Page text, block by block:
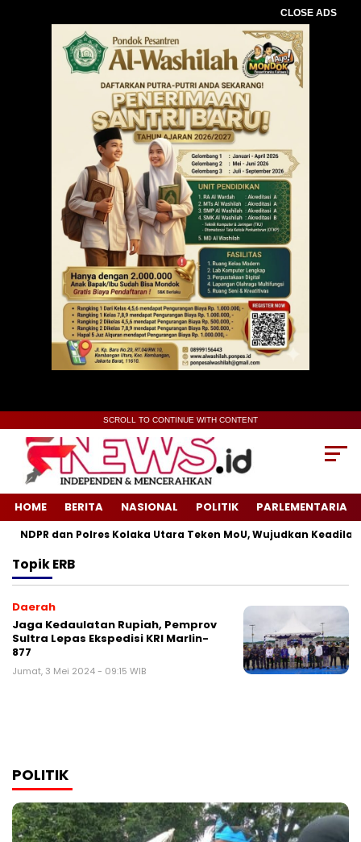
CLOSE ADS
SCROLL TO CONTINUE WITH CONTENT
HOME BERITA NASIONAL POLITIK PARLEMENTARIA
NDPR dan Polres Kolaka Utara Teken MoU, Wujudkan Keadilan
TopikERB
Daerah
Jaga Kedaulatan Rupiah, Pemprov
Sultra Lepas Ekspedisi KRI Marlin-
877
Jumat, 3 Mei 2024 - 09:15 WIB
POLITIK